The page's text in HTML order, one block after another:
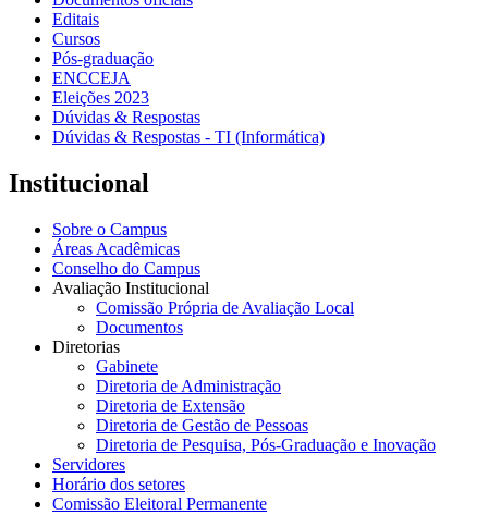
Editais
Cursos
Pós-graduação
ENCCEJA
Eleições 2023
Dúvidas & Respostas
Dúvidas & Respostas - TI (Informática)
Institucional
Sobre o Campus
Áreas Acadêmicas
Conselho do Campus
Avaliação Institucional
Comissão Própria de Avaliação Local
Documentos
Diretorias
Gabinete
Diretoria de Administração
Diretoria de Extensão
Diretoria de Gestão de Pessoas
Diretoria de Pesquisa, Pós-Graduação e Inovação
Servidores
Horário dos setores
Comissão Eleitoral Permanente